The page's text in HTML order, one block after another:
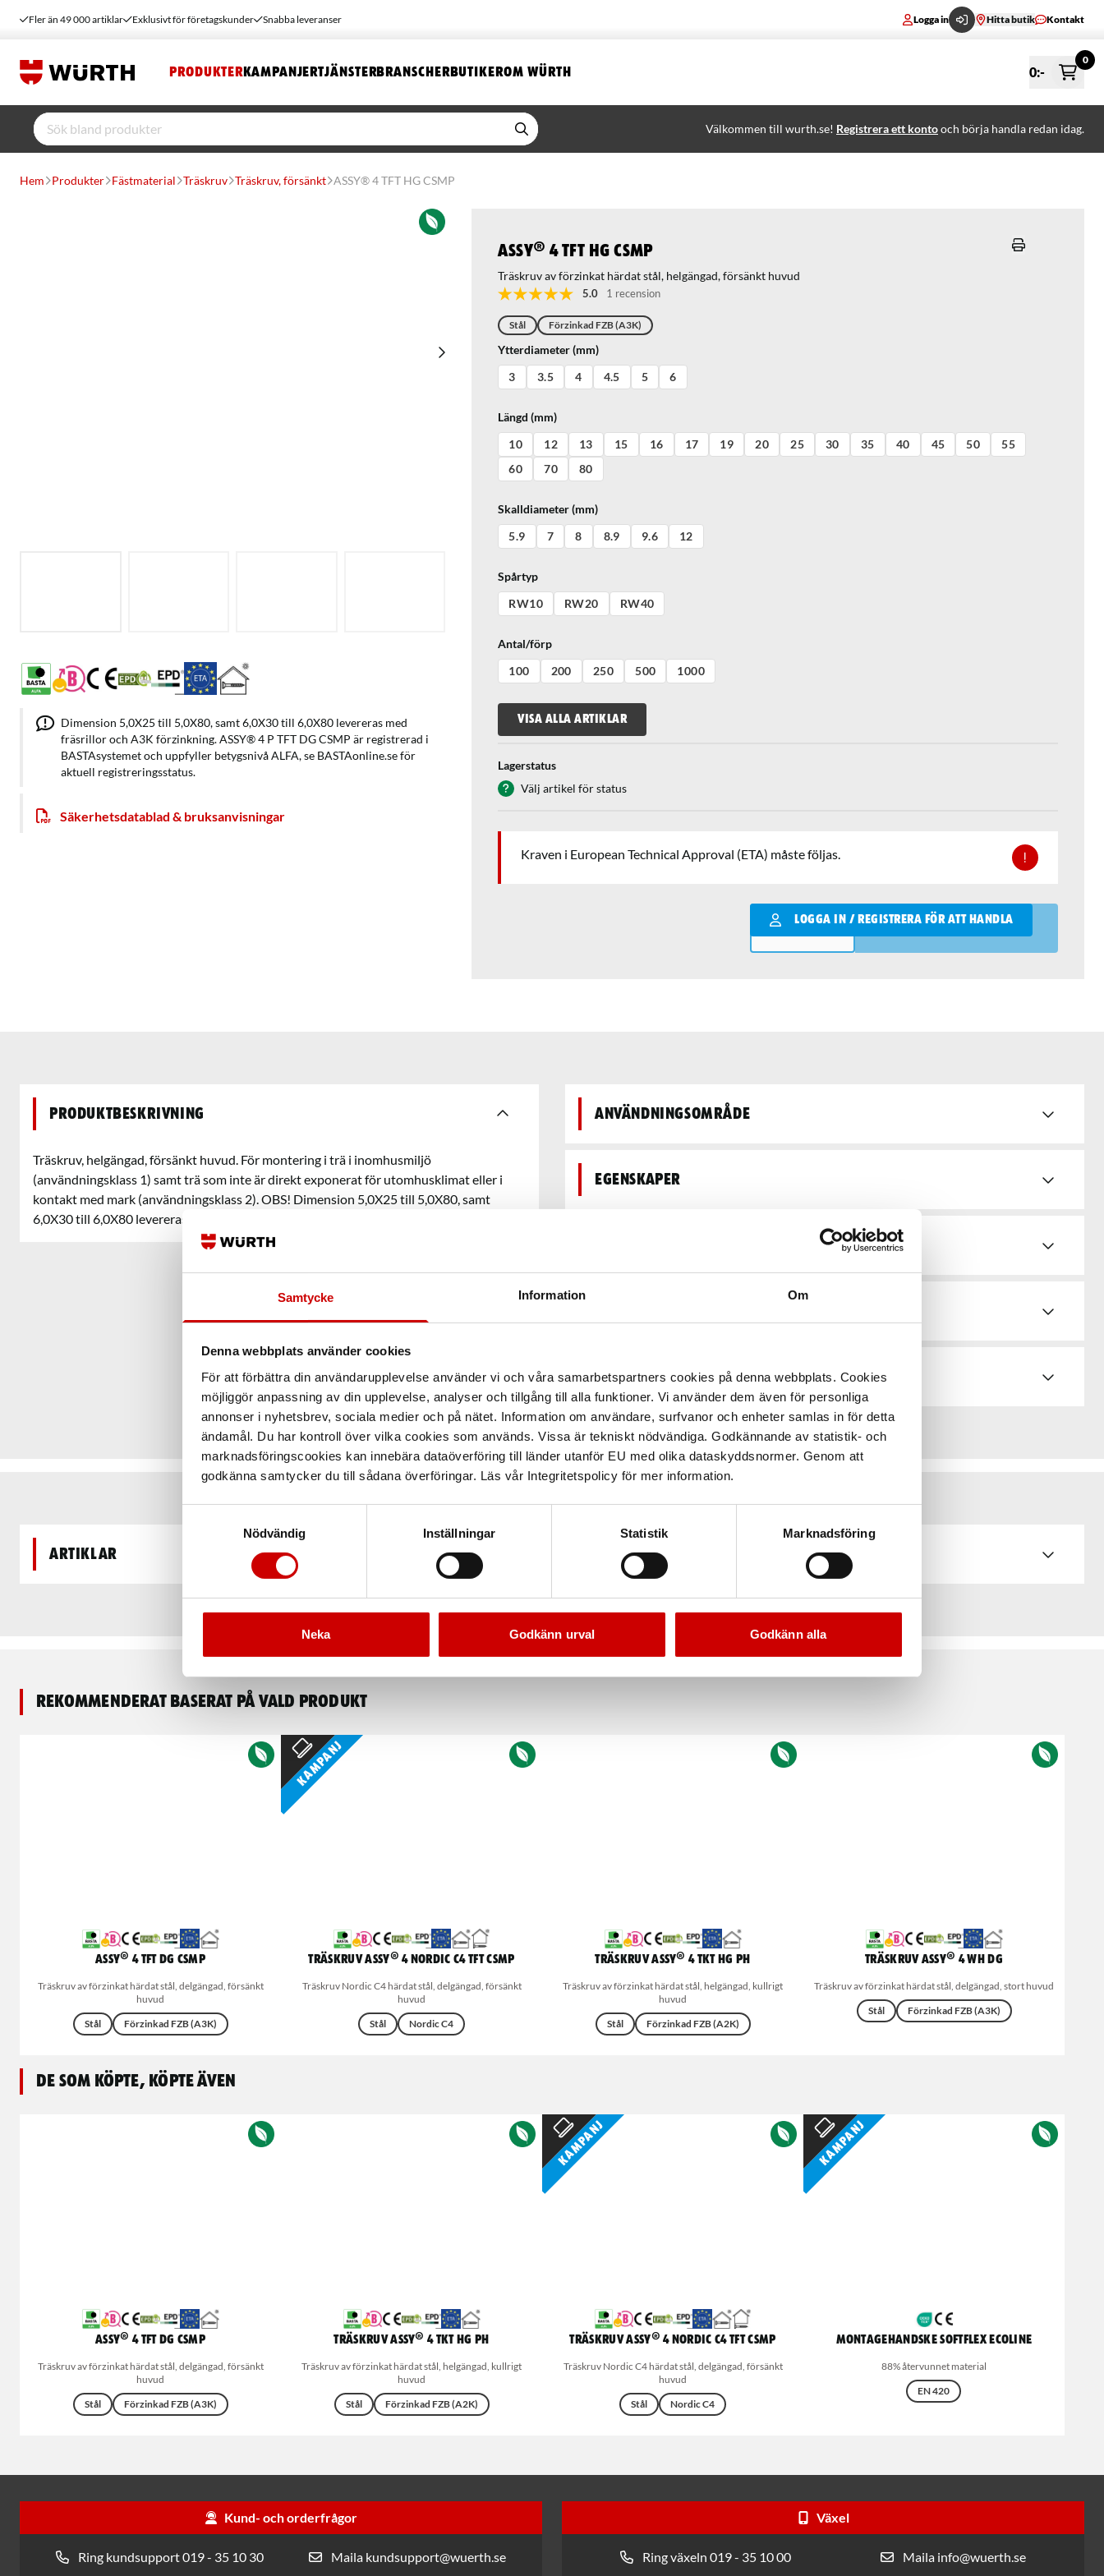
Samtycke Information Om
Denna webbplats använder cookies
För att förbättra din användarupplevelse använder vi och våra samarbetspartners cookies på denna webbplats. Cookies
möjliggör anpassning av din upplevelse, analyser och tillgång till alla funktioner. Vi använder dem även för personliga
annonser i nyhetsbrev, sociala medier och på nätet. Information om användare, surfvanor och enheter samlas in för detta
ändamål. Du har kontroll över vilka cookies som används. Vissa är tekniskt nödvändiga. Godkännande av statistik- och
marknadsföringscookies kan innebära dataöverföring till länder utanför EU med olika dataskyddsnormer. Genom att
godkänna samtycker du till sådana överföringar. Läs vår Integritetspolicy för mer information.
Nödvändig
Inställningar Statistik Marknadsföring
Neka Godkänn urval Godkänn alla
Fler än 49 000 artiklar Exklusivt för företagskunder Snabba leveranser Logga in Hitta butik Kontakt
PRODUKTER KAMPANJERTJÄNSTERBRANSCHERBUTIKEROM WÜRTH 0:-
0
Välkommen till wurth.se! Registrera ett kontooch börja handla redan idag.
Hem Produkter Fästmaterial Träskruv Träskruv, försänkt ASSY® 4 TFT HG CSMP
ASSY® 4 TFT HG CSMP
Träskruv av förzinkat härdat stål, helgängad, försänkt huvud
5.0 1 recension
Stål Förzinkad FZB (A3K)
Ytterdiameter (mm)
3
3.5 4 4.5 5 6
Längd (mm)
10
12 13 15 16 17 19 20 25 30 35 40 45 50
55
60
70 80
Skalldiameter (mm)
5.9
7 8 8.9 9.6 12
Spårtyp
RW10
RW20 RW40
Antal/förp
100
200 250 500 1000
VISA ALLA ARTIKLAR
Lagerstatus
Välj artikel för status
Kraven i European Technical Approval (ETA) måste följas.
LOGGA IN / REGISTRERA FÖR ATT HANDLA
Qantity
LÄGG I VARUKORGEN
Dimension 5,0X25 till 5,0X80, samt 6,0X30 till 6,0X80 levereras med
fräsrillor och A3K förzinkning. ASSY® 4 P TFT DG CSMP är registrerad i
BASTAsystemet och uppfyller betygsnivå ALFA, se BASTAonline.se för
aktuell registreringsstatus.
Säkerhetsdatablad & bruksanvisningar
Produktbeskrivning
Träskruv, helgängad, försänkt huvud. För montering i trä i inomhusmiljö
(användningsklass 1) samt trä som inte är direkt exponerat för utomhusklimat eller i
kontakt med mark (användningsklass 2). OBS! Dimension 5,0X25 till 5,0X80, samt
6,0X30 till 6,0X80 levereras med fräsrillor och A3K förzinkning.
Användningsområde
Egenskaper
Säkerhetsdatablad & bruksanvisningar
Recensioner
Artiklar
Rekommenderat baserat på vald produkt
ASSY® 4 TFT DG CSMP
Träskruv av förzinkat härdat stål, delgängad, försänkt
huvud
Stål
Förzinkad FZB (A3K)
Kampanj
Träskruv ASSY® 4 Nordic C4 TFT CSMP
Träskruv Nordic C4 härdat stål, delgängad, försänkt
huvud
Stål
Nordic C4
Träskruv ASSY® 4 TKT HG PH
Träskruv av förzinkat härdat stål, helgängad, kullrigt
huvud
Stål
Förzinkad FZB (A2K)
Träskruv ASSY® 4 WH DG
Träskruv av förzinkat härdat stål, delgängad, stort huvud
Stål
Förzinkad FZB (A3K)
De som köpte, köpte även
ASSY® 4 TFT DG CSMP
Träskruv av förzinkat härdat stål, delgängad, försänkt
huvud
Stål
Förzinkad FZB (A3K)
Träskruv ASSY® 4 TKT HG PH
Träskruv av förzinkat härdat stål, helgängad, kullrigt
huvud
Stål
Förzinkad FZB (A2K)
Kampanj
Träskruv ASSY® 4 Nordic C4 TFT CSMP
Träskruv Nordic C4 härdat stål, delgängad, försänkt
huvud
Stål
Nordic C4
Kampanj
Montagehandske Softflex Ecoline
88% återvunnet material
EN 420
Kund- och orderfrågor
Ring kundsupport 019 - 35 10 30 Maila kundsupport@wuerth.se
Växel
Ring växeln 019 - 35 10 00 Maila info@wuerth.se